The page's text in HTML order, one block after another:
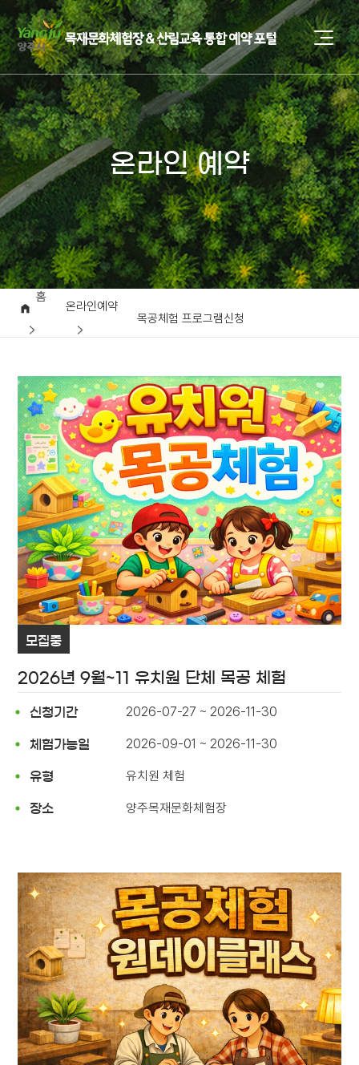
온라인 예약
홈
온라인예약
목공체험 프로그램신청
모집중
2026년 9월~11 유치원 단체 목공 체험
신청기간 2026-07-27 ~ 2026-11-30
체험가능일 2026-09-01 ~ 2026-11-30
유형 유치원 체험
장소 양주목재문화체험장